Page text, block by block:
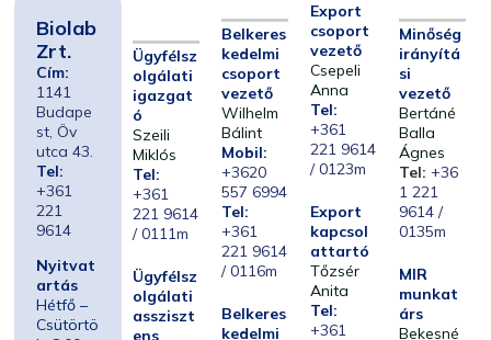
Biolab
Zrt.
Cím:
1141
Budape
st, Öv
utca 43.
Tel:
+361
221
9614
Nyitvat
artás
Hétfő –
Csütörtö
Ügyfélsz
olgálati
igazgat
ó
Szeili
Miklós
Tel:
+361
221 9614
/ 0111m
Ügyfélsz
olgálati
assziszt
ens
Belkeres
kedelmi
csoport
vezető
Wilhelm
Bálint
Mobil:
+3620
557 6994
Tel:
+361
221 9614
/ 0116m
Belkeres
kedelmi
Export
csoport
vezető
Csepeli
Anna
Tel:
+361
221 9614
/ 0123m
Export
kapcsol
attartó
Tőzsér
Anita
Tel:
+361
Minőség
irányítá
si
vezető
Bertáné
Balla
Ágnes
Tel: +36
1 221
9614 /
0135m
MIR
munkat
árs
Bekesné